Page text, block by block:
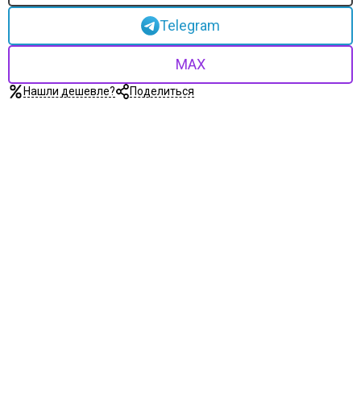
Telegram
MAX
Нашли дешевле? Поделиться